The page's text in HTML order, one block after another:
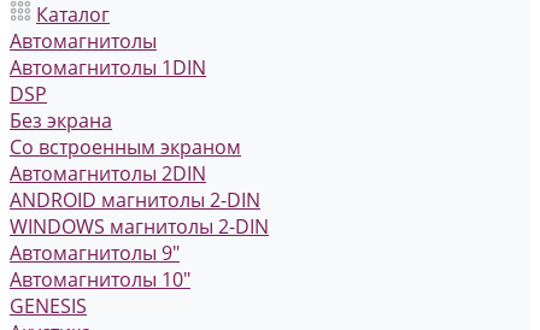
Каталог
Автомагнитолы
Автомагнитолы 1DIN
DSP
Без экрана
Со встроенным экраном
Автомагнитолы 2DIN
ANDROID магнитолы 2-DIN
WINDOWS магнитолы 2-DIN
Автомагнитолы 9"
Автомагнитолы 10"
GENESIS